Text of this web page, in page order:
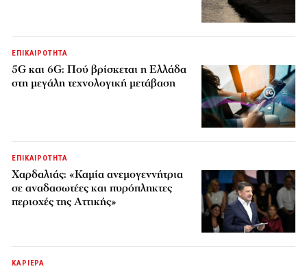
ΕΠΙΚΑΙΡΟΤΗΤΑ
5G και 6G: Πού βρίσκεται η Ελλάδα
στη μεγάλη τεχνολογική μετάβαση
ΕΠΙΚΑΙΡΟΤΗΤΑ
Χαρδαλιάς: «Καμία ανεμογεννήτρια
σε αναδασωτέες και πυρόπληκτες
περιοχές της Αττικής»
ΚΑΡΙΕΡΑ